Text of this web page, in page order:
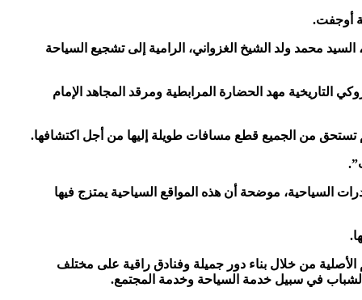
أوجفت.
السيد محمد ولد الشيخ الغزواني، الرامية إلى تشجيع السياحة
التاريخية مهد الحضارة المرابطية ومرقد المجاهد الإمام
تستحق من الجميع قطع مسافات طويلة إليها من أجل اكتشافها.
السياحية، موضحة أن هذه المواقع السياحية يمتزج فيها
من خلال بناء دور جميلة وفنادق راقية على مختلف
الشباب في سبيل خدمة السياحة وخدمة المجتمع.